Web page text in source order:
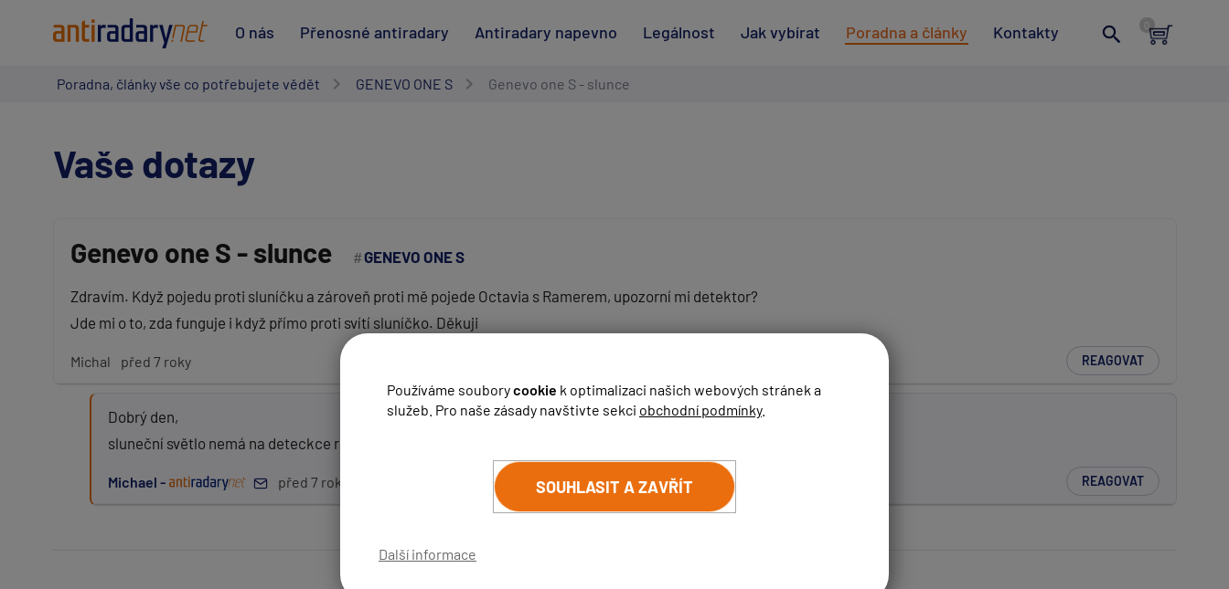
Používáme souborycookie k optimalizaci našich webových stránek a
služeb. Pro naše zásady navštivte sekci obchodní podmínky.
SOUHLASIT A ZAVŘÍT
Další informace
O nás Přenosné antiradary Antiradary napevno Legálnost Jak vybírat Poradna a články Kontakty
Poradna, články vše co potřebujete vědět GENEVO ONE S Genevo one S - slunce
Vaše dotazy
Vaše jméno:
Předmět:
Zpráva:
Genevo one S - slunce GENEVO ONE S
Zdravím. Když pojedu proti sluníčku a zároveň proti mě pojede Octavia s Ramerem, upozorní mi detektor?
Jde mi o to, zda funguje i když přímo proti svítí sluníčko. Děkuji
Michal před 7 roky REAGOVAT
Dobrý den,
sluneční světlo nemá na deteckce radarů vliv, na zapnutý Ramer, by Vás měl detektor bez problémů upozornit.
Michael - před 7 roky REAGOVAT